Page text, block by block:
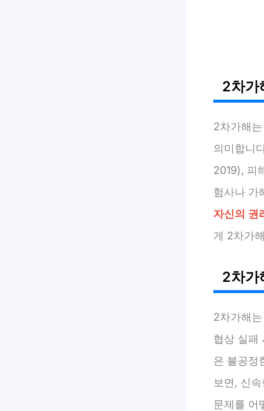
2차가
2차가해
의미합니
2019), 피
험사나 가
자신의 권
게 2차가
2차가
2차가해
협상 실패
은 불공정
보면, 신
문제를 어